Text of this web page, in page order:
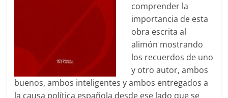
comprender la
importancia de esta
obra escrita al
alimón mostrando
los recuerdos de uno
y otro autor, ambos
buenos, ambos inteligentes y ambos entregados a
la causa política española desde ese lado que se